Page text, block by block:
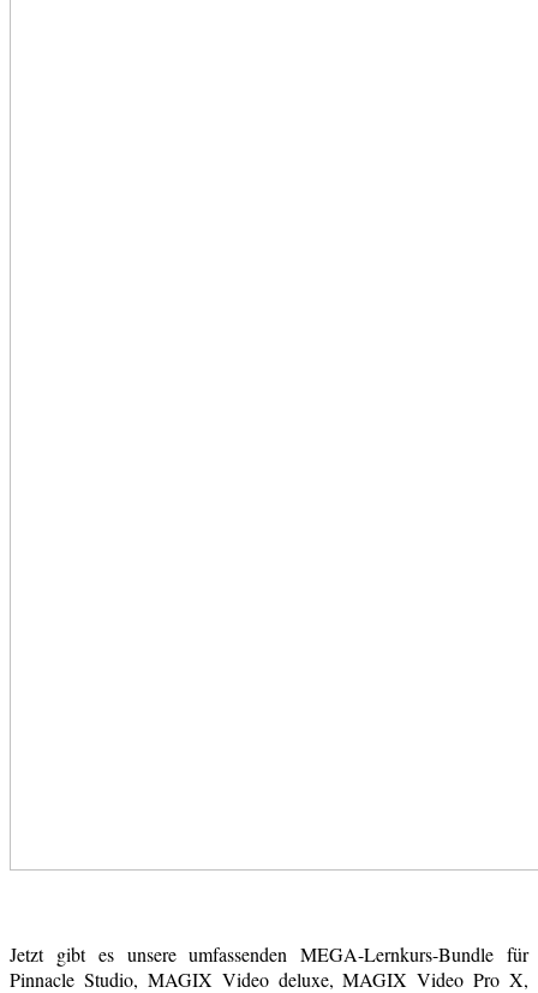
Jetzt gibt es unsere umfassenden MEGA-Lernkurs-Bundle für
Pinnacle Studio, MAGIX Video deluxe, MAGIX Video Pro X,